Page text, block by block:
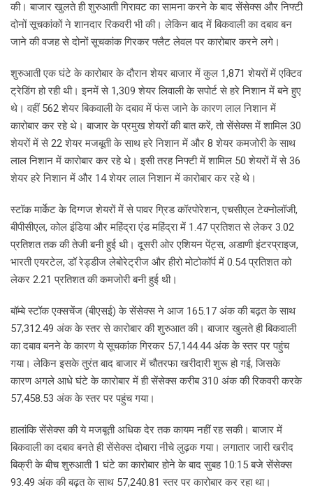
की। बाजार खुलते ही शुरुआती गिरावट का सामना करने के बाद सेंसेक्स और निफ्टी
दोनों सूचकांकों ने शानदार रिकवरी भी की। लेकिन बाद में बिकवाली का दबाव बन
जाने की वजह से दोनों सूचकांक गिरकर फ्लैट लेवल पर कारोबार करने लगे।
शुरुआती एक घंटे के कारोबार के दौरान शेयर बाजार में कुल 1,871 शेयरों में एक्टिव
ट्रेडिंग हो रही थी। इनमें से 1,309 शेयर लिवाली के सपोर्ट से हरे निशान में बने हुए
थे। वहीं 562 शेयर बिकवाली के दबाव में फंस जाने के कारण लाल निशान में
कारोबार कर रहे थे। बाजार के प्रमुख शेयरों की बात करें, तो सेंसेक्स में शामिल 30
शेयरों में से 22 शेयर मजबूती के साथ हरे निशान में और 8 शेयर कमजोरी के साथ
लाल निशान में कारोबार कर रहे थे। इसी तरह निफ्टी में शामिल 50 शेयरों में से 36
शेयर हरे निशान में और 14 शेयर लाल निशान में कारोबार कर रहे थे।
स्टॉक मार्केट के दिग्गज शेयरों में से पावर ग्रिड कॉरपोरेशन, एचसीएल टेक्नोलॉजी,
बीपीसीएल, कोल इंडिया और महिंद्रा एंड महिंद्रा में 1.47 प्रतिशत से लेकर 3.02
प्रतिशत तक की तेजी बनी हुई थी। दूसरी ओर एशियन पेंट्स, अडाणी इंटरप्राइज,
भारती एयरटेल, डॉ रेड्डीज लेबोरेट्रीज और हीरो मोटोकॉर्प में 0.54 प्रतिशत को
लेकर 2.21 प्रतिशत की कमजोरी बनी हुई थी।
बॉम्बे स्टॉक एक्सचेंज (बीएसई) के सेंसेक्स ने आज 165.17 अंक की बढ़त के साथ
57,312.49 अंक के स्तर से कारोबार की शुरुआत की। बाजार खुलते ही बिकवाली
का दबाव बनने के कारण ये सूचकांक गिरकर 57,144.44 अंक के स्तर पर पहुंच
गया। लेकिन इसके तुरंत बाद बाजार में चौतरफा खरीदारी शुरू हो गई, जिसके
कारण अगले आधे घंटे के कारोबार में ही सेंसेक्स करीब 310 अंक की रिकवरी करके
57,458.53 अंक के स्तर पर पहुंच गया।
हालांकि सेंसेक्स की ये मजबूती अधिक देर तक कायम नहीं रह सकी। बाजार में
बिकवाली का दबाव बनते ही सेंसेक्स दोबारा नीचे लुढ़क गया। लगातार जारी खरीद
बिक्री के बीच शुरुआती 1 घंटे का कारोबार होने के बाद सुबह 10:15 बजे सेंसेक्स
93.49 अंक की बढ़त के साथ 57,240.81 स्तर पर कारोबार कर रहा था।